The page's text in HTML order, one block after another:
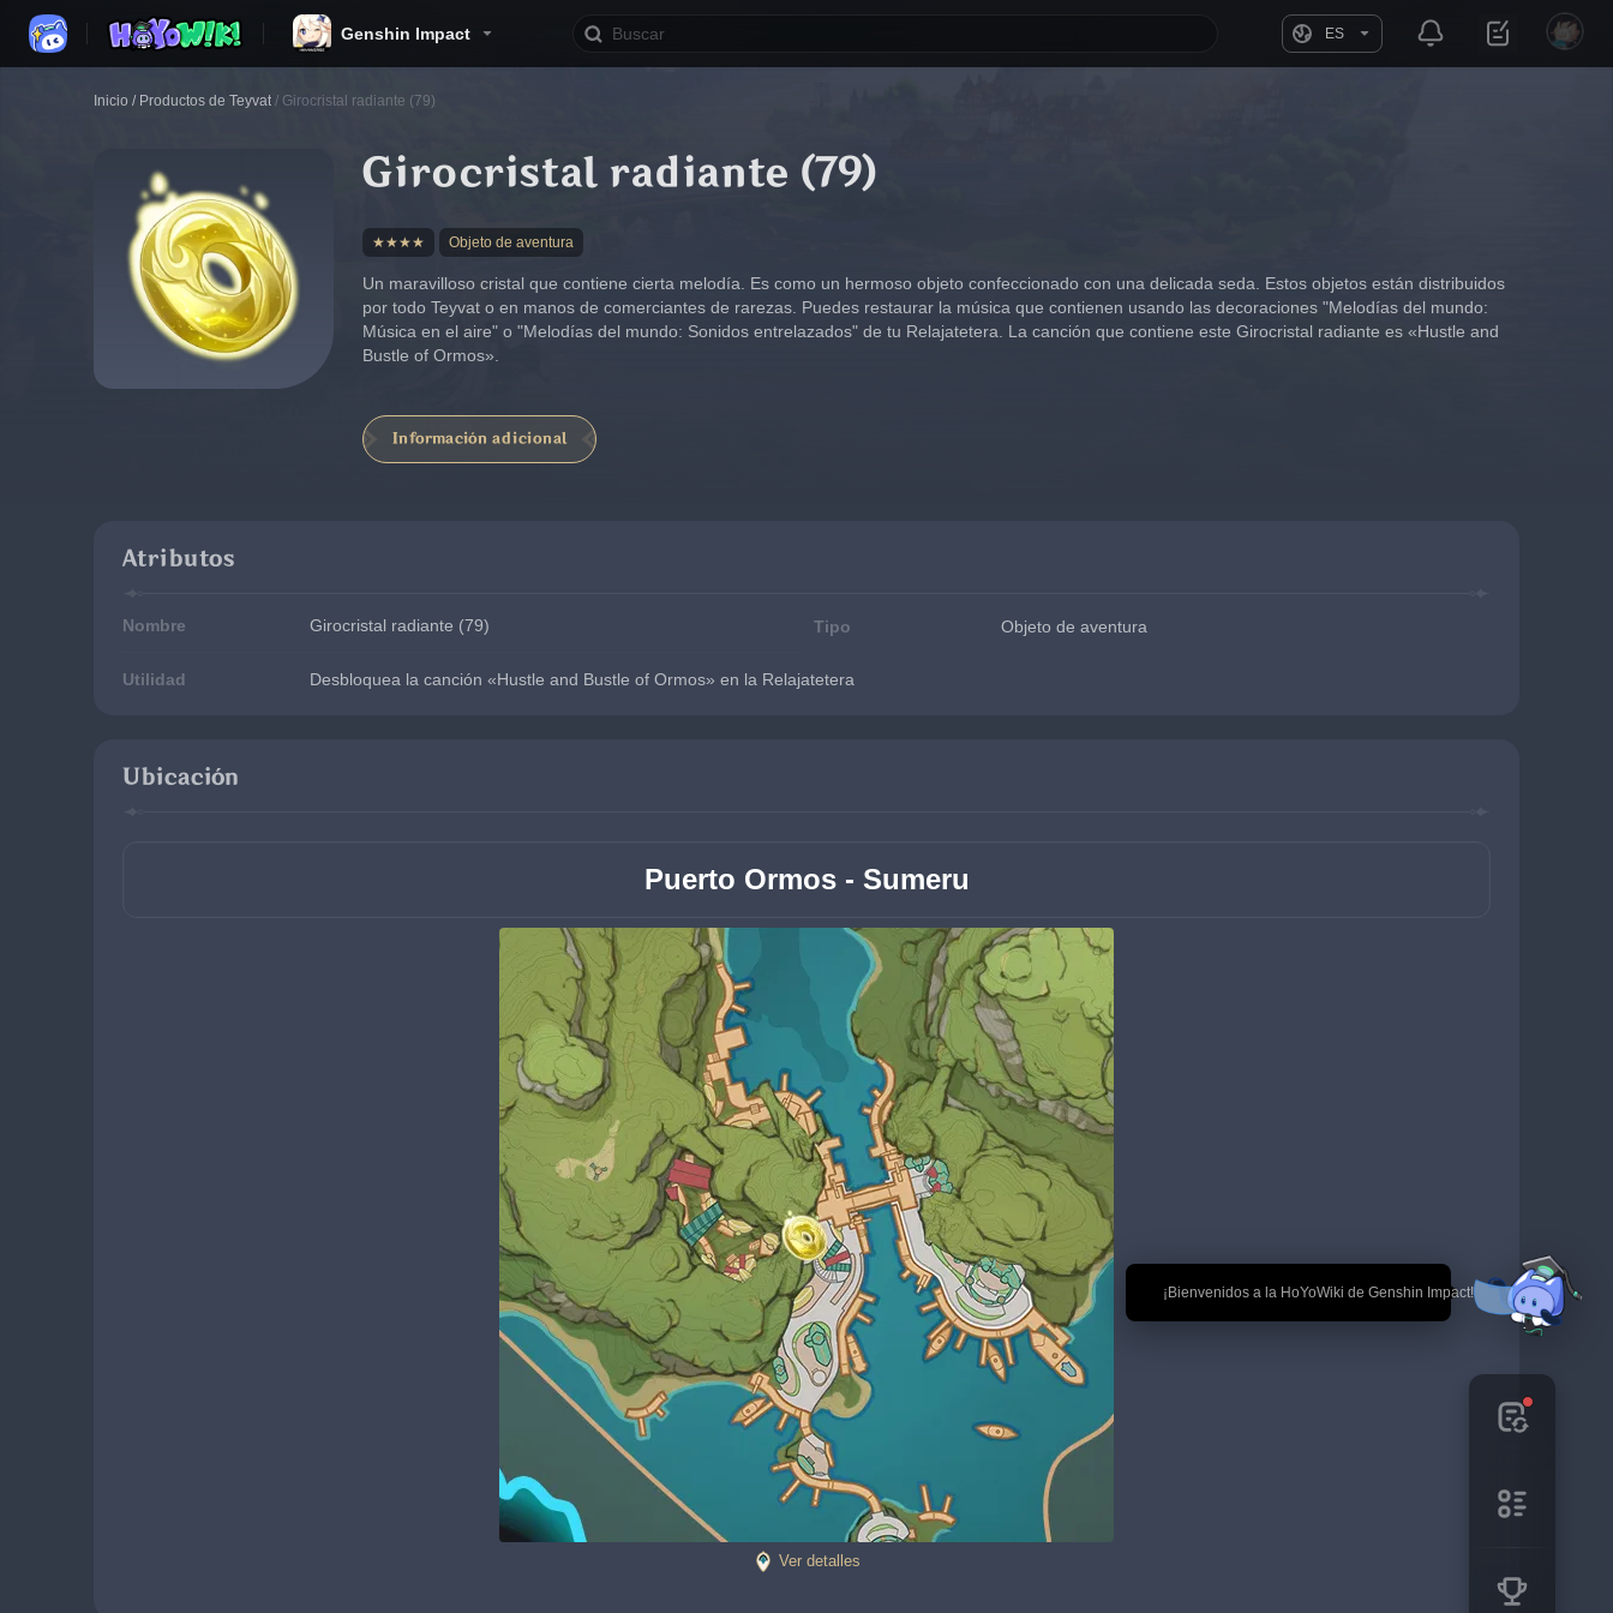
Genshin Impact ES
🎉 ¡Bienvenidos a la HoYoWiki de Genshin Impact!
Inicio / Productos de Teyvat / Girocristal radiante (79)
Girocristal radiante (79)
★★★★ Objeto de aventura
Un maravilloso cristal que contiene cierta melodía. Es como un hermoso objeto confeccionado con una delicada seda. Estos objetos están distribuidos
por todo Teyvat o en manos de comerciantes de rarezas. Puedes restaurar la música que contienen usando las decoraciones "Melodías del mundo:
Música en el aire" o "Melodías del mundo: Sonidos entrelazados" de tu Relajatetera. La canción que contiene este Girocristal radiante es «Hustle and
Bustle of Ormos».
Información adicional
Atributos
Nombre Girocristal radiante (79) Tipo Objeto de aventura
Utilidad Desbloquea la canción «Hustle and Bustle of Ormos» en la Relajatetera
Ubicación
Puerto Ormos - Sumeru
Ver detalles